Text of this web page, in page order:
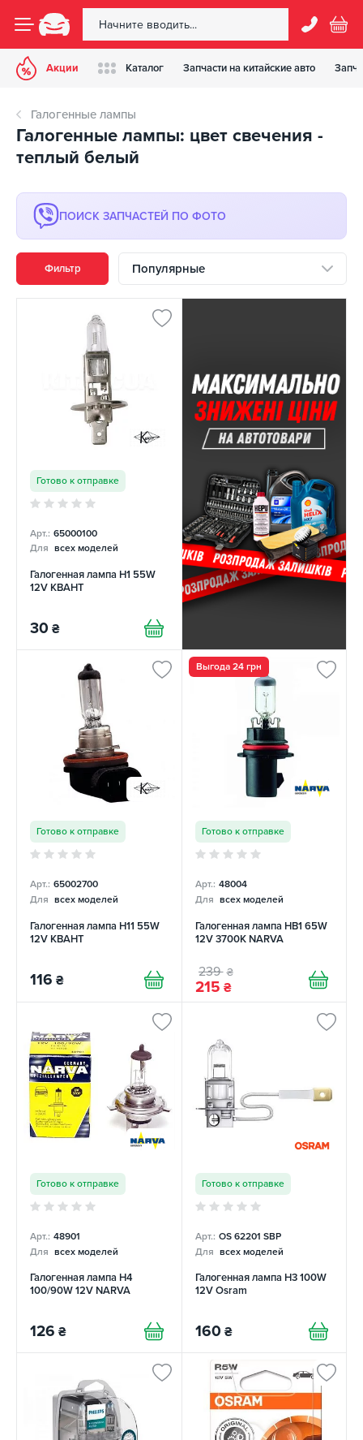
Акции Каталог Запчасти на китайские авто
Галогенные лампы
Галогенные лампы: цвет свечения -
теплый белый
ПОИСК ЗАПЧАСТЕЙ ПО ФОТО
Фильтр Популярные
Готово к отправке
Арт.: 65000100
Для всех моделей
Галогенная лампа H1 55W
12V КВАНТ
30 ₴
Готово к отправке
Арт.: 65002700
Для всех моделей
Галогенная лампа H11 55W
12V КВАНТ
116 ₴
Выгода 24 грн
Готово к отправке
Арт.: 48004
Для всех моделей
Галогенная лампа HB1 65W
12V 3700K NARVA
239 ₴
215 ₴
Готово к отправке
Арт.: 48901
Для всех моделей
Галогенная лампа H4
100/90W 12V NARVA
126 ₴
Готово к отправке
Арт.: OS 62201 SBP
Для всех моделей
Галогенная лампа H3 100W
12V Osram
160 ₴